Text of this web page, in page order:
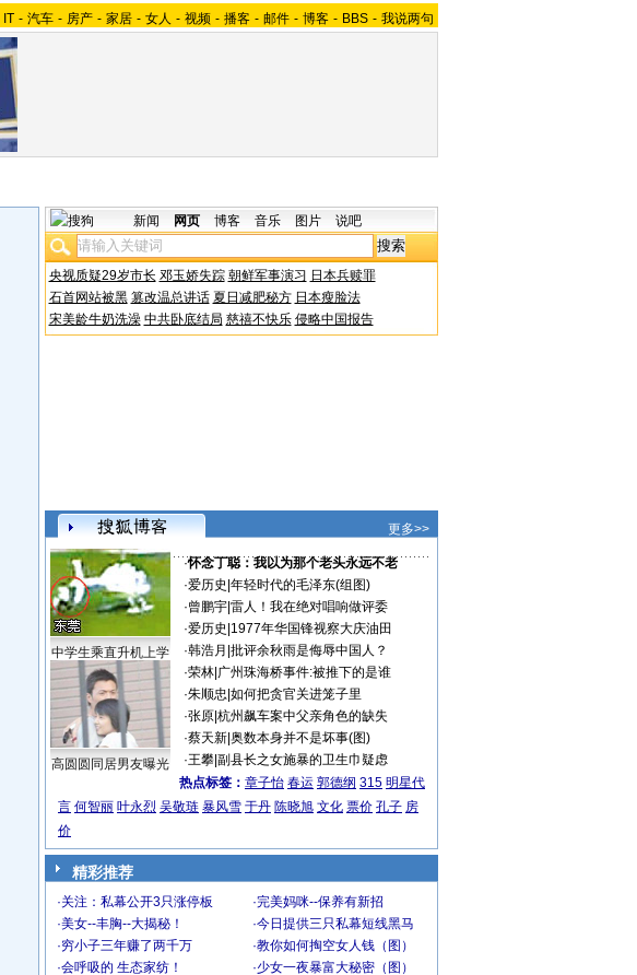
IT - 汽车 - 房产 - 家居 - 女人 - 视频 - 播客 - 邮件 - 博客 - BBS - 我说两句
新闻 网页 博客 音乐 图片 说吧
央视质疑29岁市长 邓玉娇失踪 朝鲜军事演习 日本兵赎罪
石首网站被黑 篡改温总讲话 夏日减肥秘方 日本瘦脸法
宋美龄牛奶洗澡 中共卧底结局 慈禧不快乐 侵略中国报告
更多>>
中学生乘直升机上学
高圆圆同居男友曝光
·怀念丁聪：我以为那个老头永远不老
·爱历史 年轻时代的毛泽东(组图)
·曾鹏宇| 雷人！我在绝对唱响做评委
·爱历史 1977年华国锋视察大庆油田
·韩浩月 批评余秋雨是侮辱中国人？
·荣林| 广州珠海桥事件:被推下的是谁
·朱顺忠 如何把贪官关进笼子里
·张原| 杭州飙车案中父亲角色的缺失
·蔡天新| 奥数本身并不是坏事(图)
·王攀| 副县长之女施暴的卫生巾疑虑
热点标签： 章子怡 春运 郭德纲 315 明星代
言 何智丽 叶永烈 吴敬琏 暴风雪 于丹 陈晓旭 文化 票价 孔子 房
价
精彩推荐
·关注：私幕公开3只涨停板 ·完美妈咪--保养有新招
·美女--丰胸--大揭秘！ ·今日提供三只私幕短线黑马
·穷小子三年赚了两千万 ·教你如何掏空女人钱（图）
·会呼吸的 生态家纺！ ·少女一夜暴富大秘密（图）